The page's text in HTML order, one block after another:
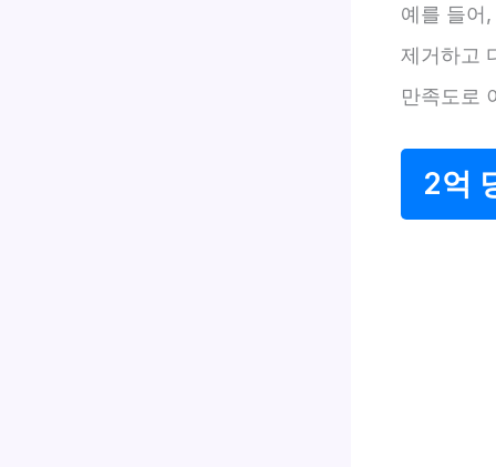
예를 들어
제거하고
만족도로
2억